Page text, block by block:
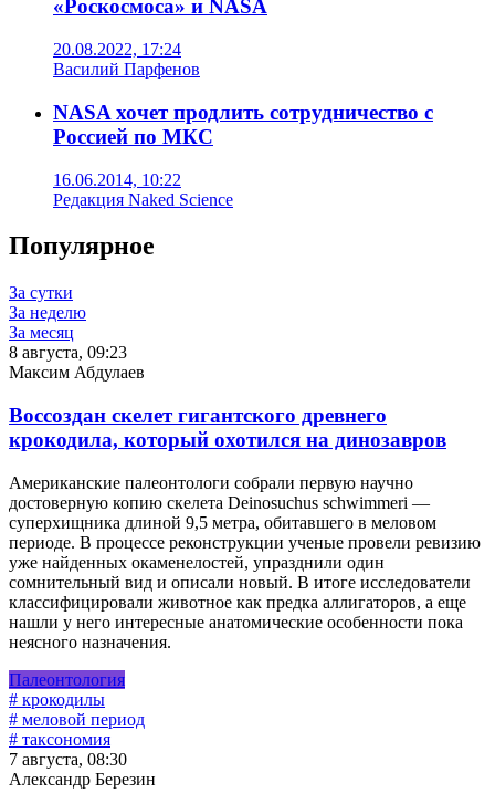
«Роскосмоса» и NASA
20.08.2022, 17:24
Василий Парфенов
NASA хочет продлить сотрудничество с
Россией по МКС
16.06.2014, 10:22
Редакция Naked Science
Популярное
За сутки
За неделю
За месяц
8 августа, 09:23
Максим Абдулаев
Воссоздан скелет гигантского древнего
крокодила, который охотился на динозавров
Американские палеонтологи собрали первую научно
достоверную копию скелета Deinosuchus schwimmeri —
суперхищника длиной 9,5 метра, обитавшего в меловом
периоде. В процессе реконструкции ученые провели ревизию
уже найденных окаменелостей, упразднили один
сомнительный вид и описали новый. В итоге исследователи
классифицировали животное как предка аллигаторов, а еще
нашли у него интересные анатомические особенности пока
неясного назначения.
Палеонтология
# крокодилы
# меловой период
# таксономия
7 августа, 08:30
Александр Березин